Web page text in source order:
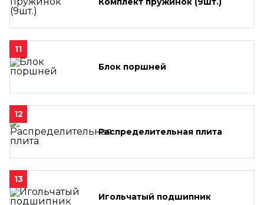
11
Блок поршней
12
Распределительная плита
13
Игольчатый подшипник